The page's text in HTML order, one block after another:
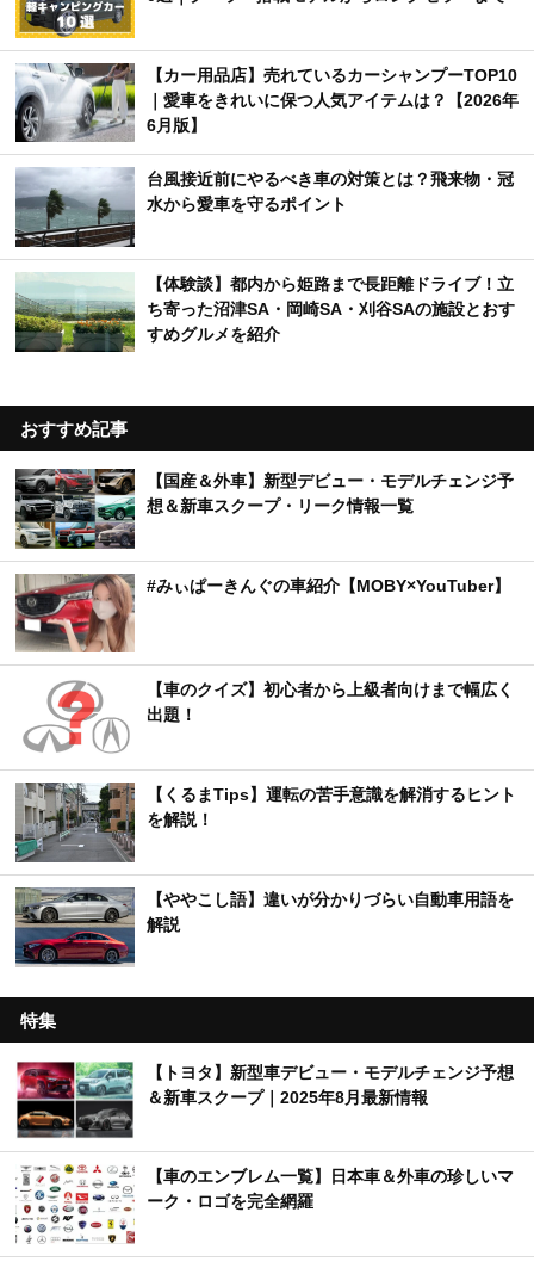
【カー用品店】売れているカーシャンプーTOP10
｜愛車をきれいに保つ人気アイテムは？【2026年
6月版】
台風接近前にやるべき車の対策とは？飛来物・冠
水から愛車を守るポイント
【体験談】都内から姫路まで長距離ドライブ！立
ち寄った沼津SA・岡崎SA・刈谷SAの施設とおす
すめグルメを紹介
おすすめ記事
【国産＆外車】新型デビュー・モデルチェンジ予
想＆新車スクープ・リーク情報一覧
#みぃぱーきんぐの車紹介【MOBY×YouTuber】
【車のクイズ】初心者から上級者向けまで幅広く
出題！
【くるまTips】運転の苦手意識を解消するヒント
を解説！
【ややこし語】違いが分かりづらい自動車用語を
解説
特集
【トヨタ】新型車デビュー・モデルチェンジ予想
＆新車スクープ｜2025年8月最新情報
【車のエンブレム一覧】日本車＆外車の珍しいマ
ーク・ロゴを完全網羅